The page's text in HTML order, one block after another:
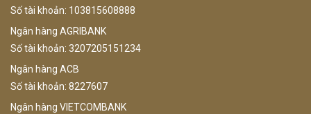
Số tài khoản: 103815608888
Ngân hàng AGRIBANK
Số tài khoản: 3207205151234
Ngân hàng ACB
Số tài khoản: 8227607
Ngân hàng VIETCOMBANK